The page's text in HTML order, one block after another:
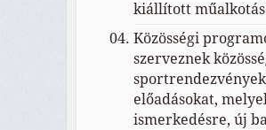
kiállított
Közösségi
szerveznek
előadásokat,
ismerkedésre, új